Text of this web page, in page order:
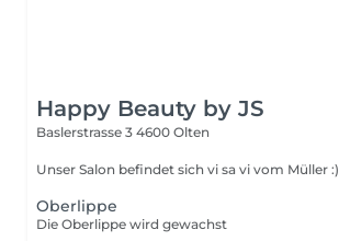
Happy Beauty by JS
Baslerstrasse 3 4600 Olten
Unser Salon befindet sich vi sa vi vom Müller :)
Oberlippe
Die Oberlippe wird gewachst